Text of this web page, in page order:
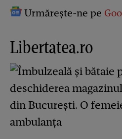
Urmărește-ne pe
Libertatea.ro